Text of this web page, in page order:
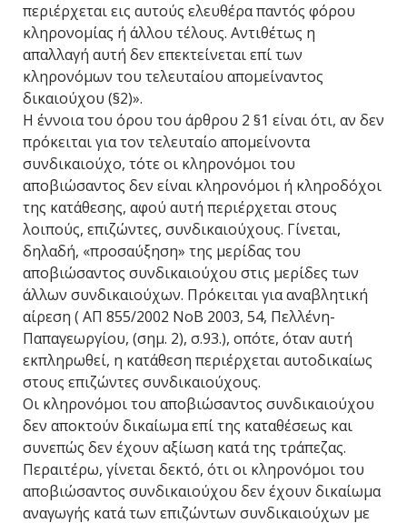
περιέρχεται εις αυτούς ελευθέρα παντός φόρου
κληρονομίας ή άλλου τέλους. Αντιθέτως η
απαλλαγή αυτή δεν επεκτείνεται επί των
κληρονόμων του τελευταίου απομείναντος
δικαιούχου (§2)».
Η έννοια του όρου του άρθρου 2 §1 είναι ότι, αν δεν
πρόκειται για τον τελευταίο απομείνοντα
συνδικαιούχο, τότε οι κληρονόμοι του
αποβιώσαντος δεν είναι κληρονόμοι ή κληροδόχοι
της κατάθεσης, αφού αυτή περιέρχεται στους
λοιπούς, επιζώντες, συνδικαιούχους. Γίνεται,
δηλαδή, «προσαύξηση» της μερίδας του
αποβιώσαντος συνδικαιούχου στις μερίδες των
άλλων συνδικαιούχων. Πρόκειται για αναβλητική
αίρεση ( ΑΠ 855/2002 ΝοΒ 2003, 54, Πελλένη-
Παπαγεωργίου, (σημ. 2), σ.93.), οπότε, όταν αυτή
εκπληρωθεί, η κατάθεση περιέρχεται αυτοδικαίως
στους επιζώντες συνδικαιούχους.
Οι κληρονόμοι του αποβιώσαντος συνδικαιούχου
δεν αποκτούν δικαίωμα επί της καταθέσεως και
συνεπώς δεν έχουν αξίωση κατά της τράπεζας.
Περαιτέρω, γίνεται δεκτό, ότι οι κληρονόμοι του
αποβιώσαντος συνδικαιούχου δεν έχουν δικαίωμα
αναγωγής κατά των επιζώντων συνδικαιούχων με